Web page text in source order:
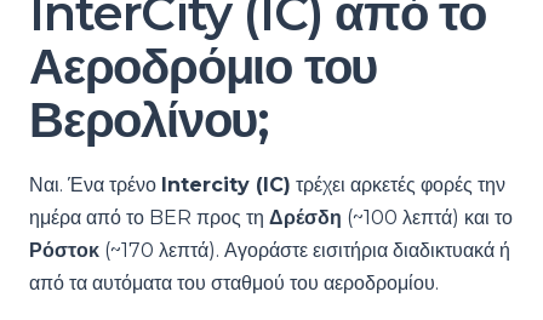
InterCity (IC) από το
Αεροδρόμιο του
Βερολίνου;
Ναι. Ένα τρένο Intercity (IC) τρέχει αρκετές φορές την
ημέρα από το BER προς τη Δρέσδη (~100 λεπτά) και το
Ρόστοκ (~170 λεπτά). Αγοράστε εισιτήρια διαδικτυακά ή
από τα αυτόματα του σταθμού του αεροδρομίου.